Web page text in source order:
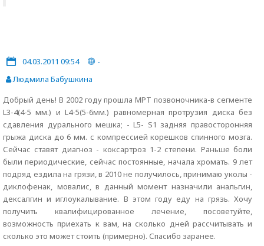
04.03.2011 09:54
-
Людмила Бабушкина
Добрый день! В 2002 году прошла МРТ позвоночника-в сегменте
L3-4(4-5 мм.) и L4-5(5-6мм.) равномерная протрузия диска без
сдавления дурального мешка; - L5- S1 задняя правосторонняя
грыжа диска до 6 мм. с компрессией корешков спинного мозга.
Сейчас ставят диагноз - коксартроз 1-2 степени. Раньше боли
были периодические, сейчас постоянные, начала хромать. 9 лет
подряд ездила на грязи, в 2010 не получилось, принимаю уколы -
диклофенак, мовалис, в данный момент назначили анальгин,
дексалгин и иглоукалывание. В этом году еду на грязь. Хочу
получить квалифицированное лечение, посоветуйте,
возможность приехать к вам, на сколько дней рассчитывать и
сколько это может стоить (примерно). Спасибо заранее.